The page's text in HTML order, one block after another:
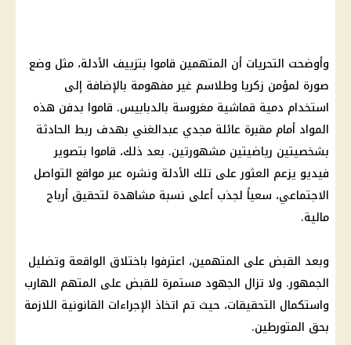
وأوضحت التحريات أن المتهمين قاموا بتزييف الأدلة، مثل وضع
صورة لمؤمن زكريا وطلاسم غير مفهومة بالإضافة إلى
استخدام دمية قماشية مغروسة بالدبابيس. قاموا بدفن هذه
المواد أمام مقبرة عائلة مجدي عبدالغني بهدف ربط الحادثة
بشخصيتين رياضيتين مشهورتين. بعد ذلك، قاموا بتصوير
فيديو يزعم العثور على تلك الأدلة ونشره عبر مواقع التواصل
الاجتماعي، سعياً لجذب أعلى نسبة مشاهدة لتحقيق أرباح
مالية.
وبعد القبض على المتهمين، اعترفوا باختلاق الواقعة وتضليل
الجمهور. ولا تزال الجهود مستمرة للقبض على المتهم الهارب
واستكمال التحقيقات، حيث تم اتخاذ الإجراءات القانونية اللازمة
بحق المتورطين.